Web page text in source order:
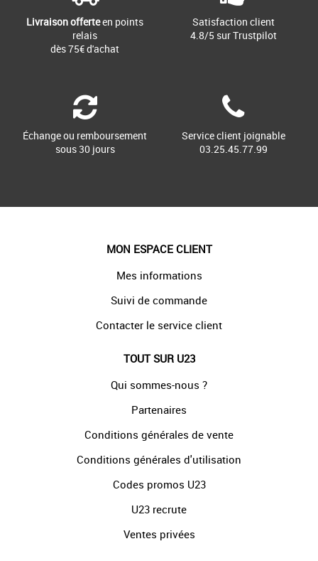
Livraison offerteen points
relais
dès 75€ d'achat
Satisfaction client
4.8/5 sur Trustpilot
Échange ou remboursement
sous 30 jours
Service client joignable
03.25.45.77.99
MON ESPACE CLIENT
Mes informations
Suivi de commande
Contacter le service client
TOUT SUR U23
Qui sommes-nous ?
Partenaires
Conditions générales de vente
Conditions générales d'utilisation
Codes promos U23
U23 recrute
Ventes privées